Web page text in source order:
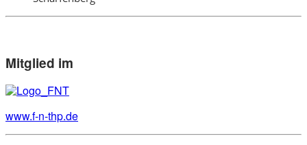
Mitglied im
www.f-n-thp.de